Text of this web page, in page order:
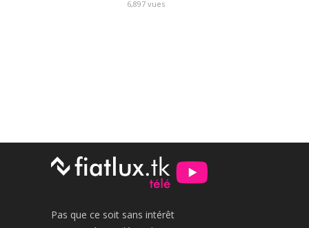
6,897 vues
Pas que ce soit sans intérêt